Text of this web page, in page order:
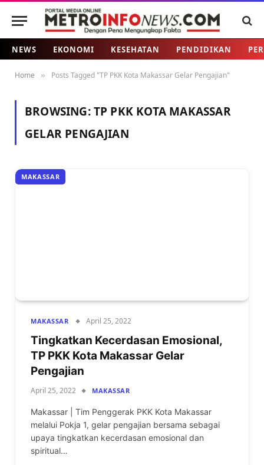
NEWS EKONOMI KESEHATAN PENDIDIKAN
Home » Posts Tagged "TP PKK Kota Makassar Gelar Pengajian"
BROWSING:TP PKK KOTA MAKASSAR
GELAR PENGAJIAN
MAKASSAR
MAKASSAR April 25, 2022
Tingkatkan Kecerdasan Emosional,
TP PKK Kota Makassar Gelar
Pengajian
April 25, 2022 MAKASSAR
Makassar | Tim Penggerak PKK Kota Makassar
melalui Pokja 1, gelar pengajian bersama sebagai
upaya tingkatkan kecerdasan emosional dan
spiritual…